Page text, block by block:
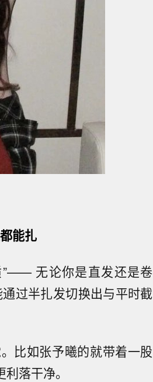
能扎
”—— 无论你是直发还是卷
通过半扎发切换出与平时截
比如张予曦的就带着一股
落干净。